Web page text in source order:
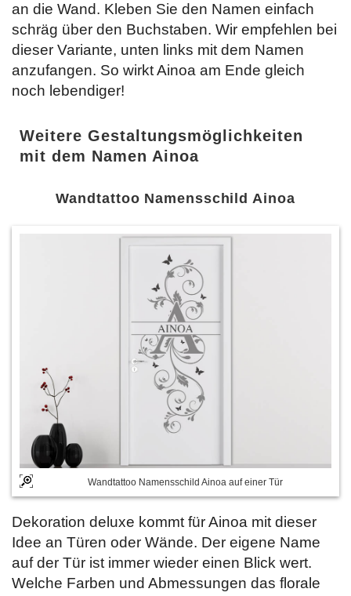
an die Wand. Kleben Sie den Namen einfach
schräg über den Buchstaben. Wir empfehlen bei
dieser Variante, unten links mit dem Namen
anzufangen. So wirkt Ainoa am Ende gleich
noch lebendiger!
Weitere Gestaltungsmöglichkeiten
mit dem Namen Ainoa
Wandtattoo Namensschild Ainoa
Wandtattoo Namensschild Ainoa auf einer Tür
Dekoration deluxe kommt für Ainoa mit dieser
Idee an Türen oder Wände. Der eigene Name
auf der Tür ist immer wieder einen Blick wert.
Welche Farben und Abmessungen das florale